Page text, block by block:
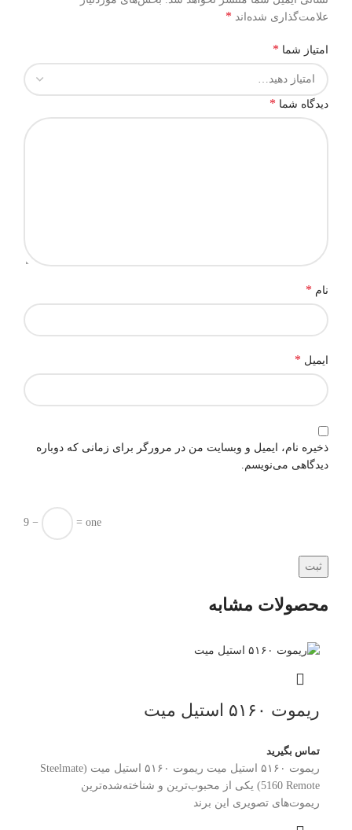
علامت‌گذاری شده‌اند *
امتیاز شما *
دیدگاه شما *
نام *
ایمیل *
ذخیره نام، ایمیل و وبسایت من در مرورگر برای زمانی که دوباره
دیدگاهی می‌نویسم.
9 − = one
محصولات مشابه
ریموت ۵۱۶۰ استیل‌ میت
تماس بگیرید
ریموت ۵۱۶۰ استیل‌ میت ریموت ۵۱۶۰ استیل‌ میت (Steelmate
5160 Remote) یکی از محبوب‌ترین و شناخته‌شده‌ترین
ریموت‌های تصویری این برند